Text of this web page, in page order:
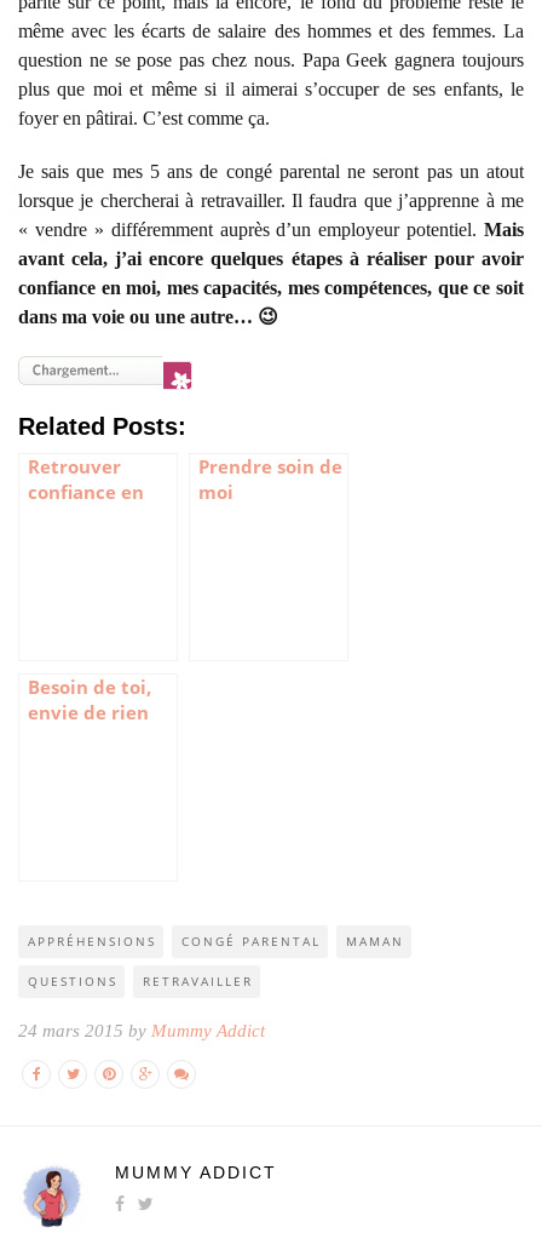
même avec les écarts de salaire des hommes et des femmes. La
question ne se pose pas chez nous. Papa Geek gagnera toujours
plus que moi et même si il aimerai s’occuper de ses enfants, le
foyer en pâtirai. C’est comme ça.
Je sais que mes 5 ans de congé parental ne seront pas un atout
lorsque je chercherai à retravailler. Il faudra que j’apprenne à me
« vendre » différemment auprès d’un employeur potentiel. Mais
avant cela, j’ai encore quelques étapes à réaliser pour avoir
confiance en moi, mes capacités, mes compétences, que ce soit
dans ma voie ou une autre… 😉
Related Posts:
Retrouver
confiance en
Prendre soin de
moi
Besoin de toi,
envie de rien
APPRÉHENSIONS CONGÉ PARENTAL MAMAN
QUESTIONS RETRAVAILLER
24 mars 2015 by Mummy Addict
MUMMY ADDICT